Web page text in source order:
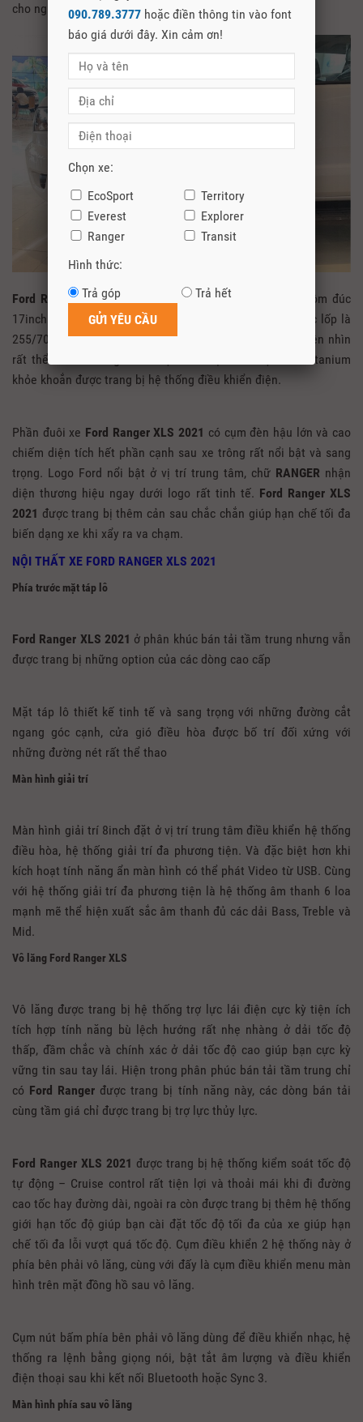
cho người dùng.
Ford Ranger XLS 2021
được trang bị mâm hợp kim nhôm đúc
17inch với logo Ford nổi bật ở vị trí trung tâm, kích thước lốp là
255/70R17. Phần hông xe được trang bị 2 mang cá 2 bên nhìn
rất thể thao. Gương chiếu hậu xe được sơn mạ màu Titanium
khỏe khoắn được trang bị hệ thống điều khiển điện.
Phần đuôi xe Ford Ranger XLS 2021 có cụm đèn hậu lớn và cao
chiếm diện tích hết phần cạnh sau xe trông rất nổi bật và sang
trọng. Logo Ford nổi bật ở vị trí trung tâm, chữ RANGER nhận
diện thương hiệu ngay dưới logo rất tinh tế. Ford Ranger XLS
2021 được trang bị thêm cản sau chắc chắn giúp hạn chế tối đa
biến dạng xe khi xẩy ra va chạm.
NỘI THẤT XE FORD RANGER XLS 2021
Phía trước mặt táp lô
Ford Ranger XLS 2021 ở phân khúc bán tải tầm trung nhưng vẫn
được trang bị những option của các dòng cao cấp
Mặt táp lô thiết kế tinh tế và sang trọng với những đường cắt
ngang góc cạnh, cửa gió điều hòa được bố trí đối xứng với
những đường nét rất thể thao
Màn hình giải trí
Màn hình giải trí 8inch đặt ở vị trí trung tâm điều khiển hệ thống
điều hòa, hệ thống giải trí đa phương tiện. Và đặc biệt hơn khi
kích hoạt tính năng ẩn màn hình có thể phát Video từ USB. Cùng
với hệ thống giải trí đa phương tiện là hệ thống âm thanh 6 loa
mạnh mẽ thể hiện xuất sắc âm thanh đủ các dải Bass, Treble và
Mid.
Vô lăng Ford Ranger XLS
Vô lăng được trang bị hệ thống trợ lực lái điện cực kỳ tiện ích
tích hợp tính năng bù lệch hướng rất nhẹ nhàng ở dải tốc độ
thấp, đầm chắc và chính xác ở dải tốc độ cao giúp bạn cực kỳ
vững tin sau tay lái. Hiện trong phân phúc bán tải tầm trung chỉ
có Ford Ranger được trang bị tính năng này, các dòng bán tải
cùng tầm giá chỉ được trang bị trợ lực thủy lực.
Ford Ranger XLS 2021 được trang bị hệ thống kiểm soát tốc độ
tự động – Cruise control rất tiện lợi và thoải mái khi đi đường
cao tốc hay đường dài, ngoài ra còn được trang bị thêm hệ thống
giới hạn tốc độ giúp bạn cài đặt tốc độ tối đa của xe giúp hạn
chế tối đa lỗi vượt quá tốc độ. Cụm điều khiển 2 hệ thống này ở
phía bên phải vô lăng, cùng với đấy là cụm điều khiển menu màn
hình trên mặt đồng hồ sau vô lăng.
Cụm nút bấm phía bên phải vô lăng dùng để điều khiển nhạc, hệ
thống ra lệnh bằng giọng nói, bật tắt âm lượng và điều khiển
điện thoại sau khi kết nối Bluetooth hoặc Sync 3.
Màn hình phía sau vô lăng
090.789.3777 hoặc điền thông tin vào font
báo giá dưới đây. Xin cảm ơn!
Chọn xe:
EcoSport
Territory
Everest
Explorer
Ranger
Transit
Hình thức:
Trả góp
Trả hết